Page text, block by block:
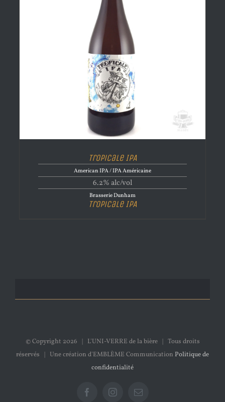
Tropicale IPA
American IPA / IPA Américaine
6.2% alc/vol
Brasserie Dunham
Tropicale IPA
© Copyright 2026 | L'UNI-VERRE de la bière | Tous droits
réservés | Une création d'EMBLÈME Communication Politique de
confidentialité
FacebookInstagramEmail